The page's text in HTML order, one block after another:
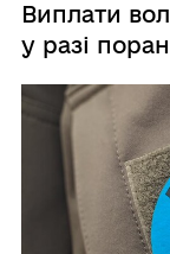
Виплати
у разі